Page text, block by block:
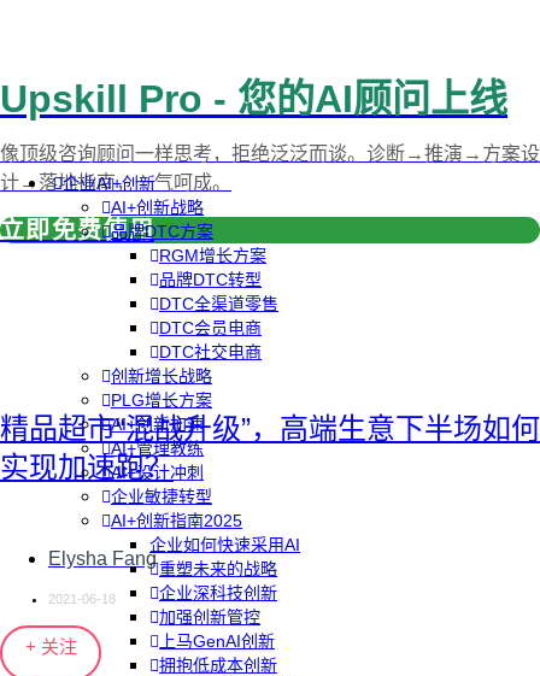
企业AI+创新
AI+创新战略
品牌DTC方案
RGM增长方案
品牌DTC转型
DTC全渠道零售
DTC会员电商
DTC社交电商
创新增长战略
PLG增长方案
AI+创新加速
AI+管理教练
AI+设计冲刺
企业敏捷转型
AI+创新指南2025
企业如何快速采用AI
重塑未来的战略
企业深科技创新
加强创新管控
上马GenAI创新
拥抱低成本创新
Upskill Pro - 您的AI顾问上线
像顶级咨询顾问一样思考，拒绝泛泛而谈。诊断→推演→方案设
计→落地指南，一气呵成。
立即免费使用
精品超市“混战升级”，高端生意下半场如何
实现加速跑？
Elysha Fang
2021-06-18
+ 关注